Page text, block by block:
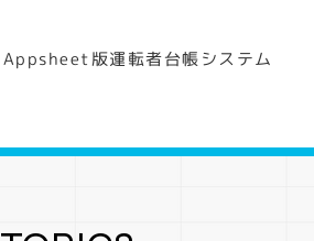
Appsheet版運転者台帳システム